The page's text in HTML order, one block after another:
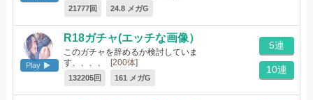
21777回 24.8 メガG
Play
R18ガチャ(エッチな画像）
このガチャを辞めるか検討していま
す、、、、
[200体]
132205回 161 メガG
5連
10連